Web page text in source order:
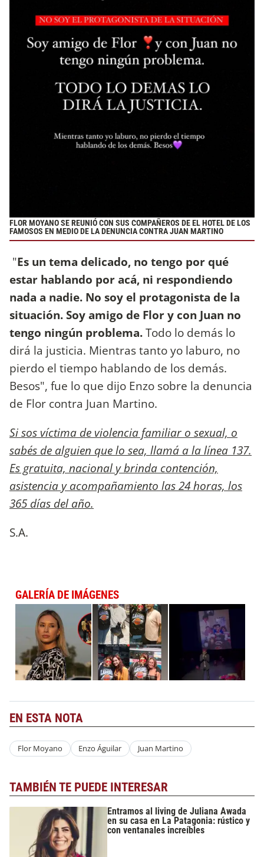
FLOR MOYANO SE REUNIÓ CON SUS COMPAÑEROS DE EL HOTEL DE LOS
FAMOSOS EN MEDIO DE LA DENUNCIA CONTRA JUAN MARTINO
"Es un tema delicado, no tengo por qué
estar hablando por acá, ni respondiendo
nada a nadie. No soy el protagonista de la
situación. Soy amigo de Flor y con Juan no
tengo ningún problema.Todo lo demás lo
dirá la justicia. Mientras tanto yo laburo, no
pierdo el tiempo hablando de los demás.
Besos", fue lo que dijo Enzo sobre la denuncia
de Flor contra Juan Martino.
Si sos víctima de violencia familiar o sexual, o
sabés de alguien que lo sea, llamá a la línea 137.
Es gratuita, nacional y brinda contención,
asistencia y acompañamiento las 24 horas, los
365 días del año.
S.A.
GALERÍA DE IMÁGENES
EN ESTA NOTA
Flor Moyano Enzo Águilar Juan Martino
TAMBIÉN TE PUEDE INTERESAR
Entramos al living de Juliana Awada
en su casa en La Patagonia: rústico y
con ventanales increíbles